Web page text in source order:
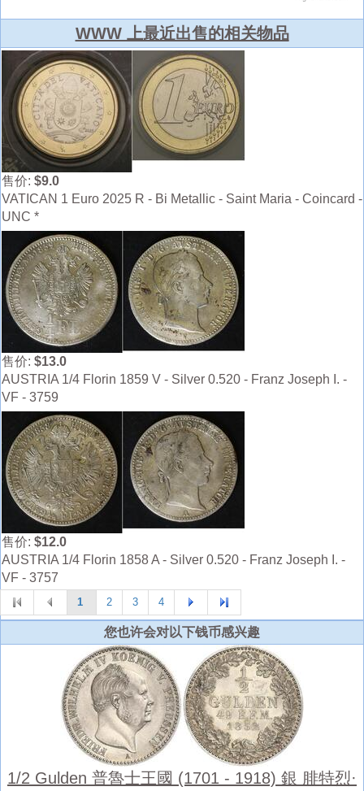
WWW 上最近出售的相关物品
售价: $9.0
VATICAN 1 Euro 2025 R - Bi Metallic - Saint Maria - Coincard -
UNC *
售价: $13.0
AUSTRIA 1/4 Florin 1859 V - Silver 0.520 - Franz Joseph I. -
VF - 3759
售价: $12.0
AUSTRIA 1/4 Florin 1858 A - Silver 0.520 - Franz Joseph I. -
VF - 3757
1 2 3 4
您也许会对以下钱币感兴趣
1/2 Gulden 普魯士王國 (1701 - 1918) 銀 腓特烈·